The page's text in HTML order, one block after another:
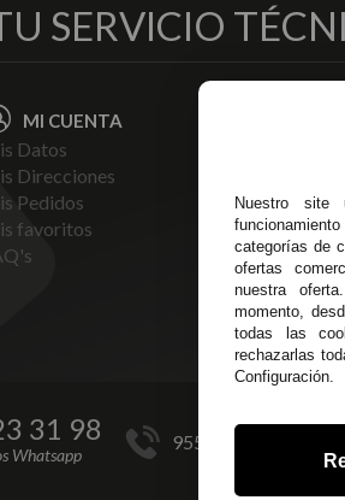
SERVICIO
MI CUENTA
Datos
Direcciones
Pedidos
favoritos
Entregas y
Política de
Pago Seguro
Terminos y
Condiciones
Políticas de
31 98
Whatsapp
955 44 45 43
Nuestro site
categorías de
ofertas
nuestra
momento,
todas las
rechazarlas
Configuración.